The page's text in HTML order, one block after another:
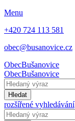
Menu
+420 724 113 581
obec@busanovice.cz
ObecBušanovice
ObecBušanovice
Hledat
rozšířené vyhledávání